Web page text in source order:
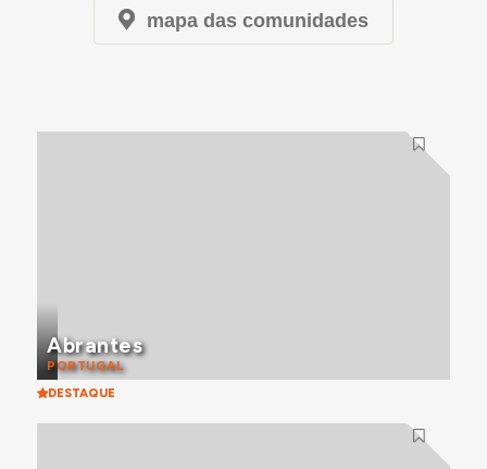
mapa das comunidades
Abrantes
PORTUGAL
DESTAQUE